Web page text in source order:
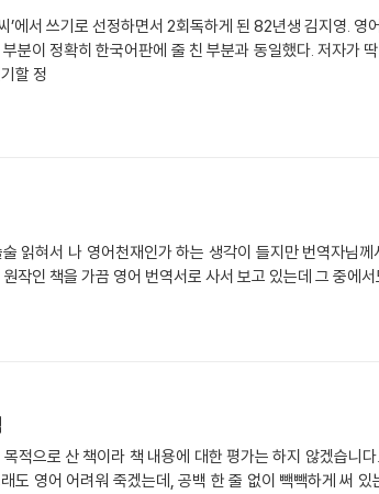
’에서 쓰기로 선정하면서 2회독하게 된 82년생 김지영. 영
분이 정확히 한국어판에 줄 친 부분과 동일했다. 저자가
할 정
혀서 나 영어천재인가 하는 생각이 들지만 번역자님께서
을 가끔 영어 번역서로 사서 보고 있는데 그 중에서도 손에 꼽히
적으로 산 책이라 책 내용에 대한 평가는 하지 않겠습니
도 영어 어려워 죽겠는데, 공백 한 줄 없이 빽빽하게 써